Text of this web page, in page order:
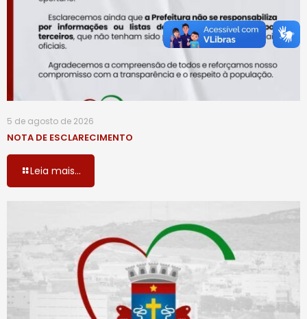
5 de agosto de 2026
NOTA DE ESCLARECIMENTO
Leia mais...